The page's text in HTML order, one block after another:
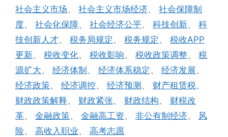
社会主义市场、 社会主义市场经济、 社会保障制
度、 社会化保障、 社会经济公平、 科技创新、 科
技创新人才、 税务局规定 、 税务规定 、 税收APP
更新、 税收变化、 税收影响、 税收政策调整、 税
源扩大、 经济体制 、 经济体系稳定 、 经济发展、
经济政策、 经济调控、 经济预测 、 财产租赁税、
财政政策解释、 财政紧张、 财政结构、 财税改
革、 金融政策、 金融高工资、 非公有制经济、 风
险、 高收入职业、 高考志愿